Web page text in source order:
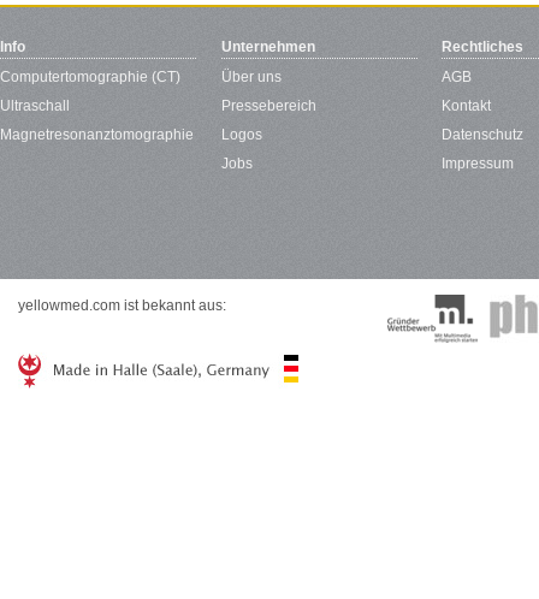
Info
Computertomographie (CT)
Ultraschall
Magnetresonanztomographie
Unternehmen
Über uns
Pressebereich
Logos
Jobs
Rechtliches
AGB
Kontakt
Datenschutz
Impressum
yellowmed.com ist bekannt aus: